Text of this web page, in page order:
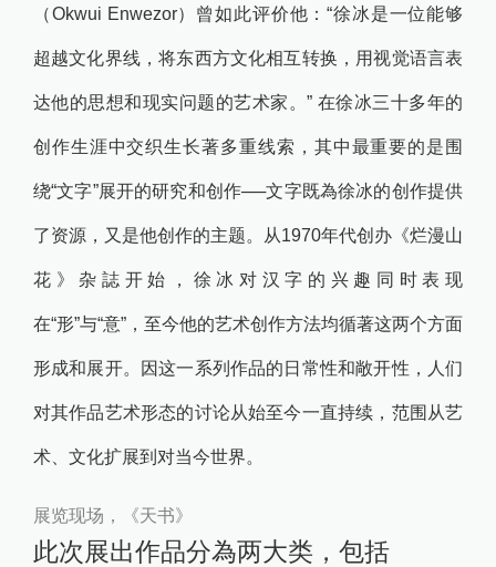
（Okwui Enwezor）曾如此评价他：“徐冰是一位能够
超越文化界线，将东西方文化相互转换，用视觉语言表
达他的思想和现实问题的艺术家。” 在徐冰三十多年的
创作生涯中交织生长著多重线索，其中最重要的是围
绕“文字”展开的研究和创作──文字既為徐冰的创作提供
了资源，又是他创作的主题。从1970年代创办《烂漫山
花》杂誌开始，徐冰对汉字的兴趣同时表现
在“形”与“意”，至今他的艺术创作方法均循著这两个方面
形成和展开。因这一系列作品的日常性和敞开性，人们
对其作品艺术形态的讨论从始至今一直持续，范围从艺
术、文化扩展到对当今世界。
展览现场，《天书》
此次展出作品分為两大类，包括